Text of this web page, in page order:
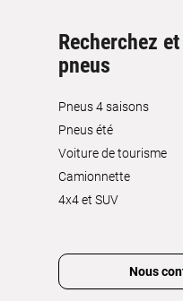
Recherchez
pneus
Pneus 4 saisons
Pneus été
Voiture de tourisme
Camionnette
4x4 et SUV
Nous